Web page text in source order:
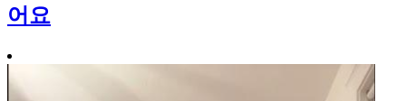
어요